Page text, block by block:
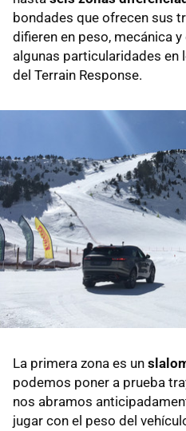
bondades que ofrecen sus
difieren en peso, mecánica
algunas particularidades
del Terrain Response.
La primera zona es un
podemos poner a prueba
nos abramos
jugar con el peso del